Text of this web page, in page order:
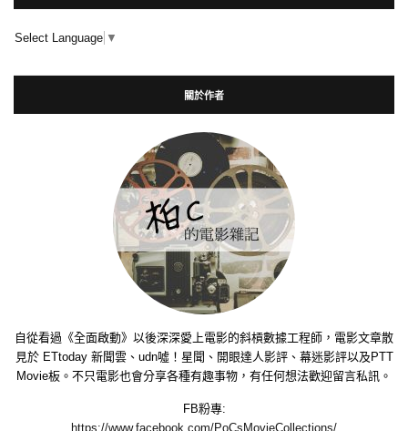
Select Language ▼
關於作者
自從看過《全面啟動》以後深深愛上電影的斜槓數據工程師，電影文章散
見於 ETtoday 新聞雲、udn噓！星聞、開眼達人影評、幕迷影評以及PTT
Movie板。不只電影也會分享各種有趣事物，有任何想法歡迎留言私訊。
FB粉專:
https://www.facebook.com/PoCsMovieCollections/